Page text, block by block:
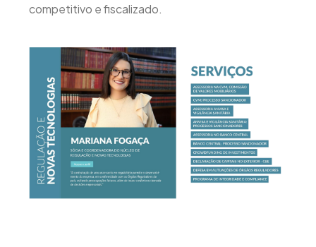
competitivo e fiscalizado.